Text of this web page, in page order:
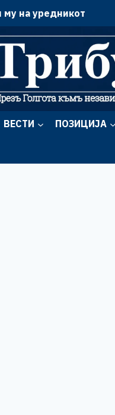
на уредникот
ВЕСТИ ПОЗИЦИЈА